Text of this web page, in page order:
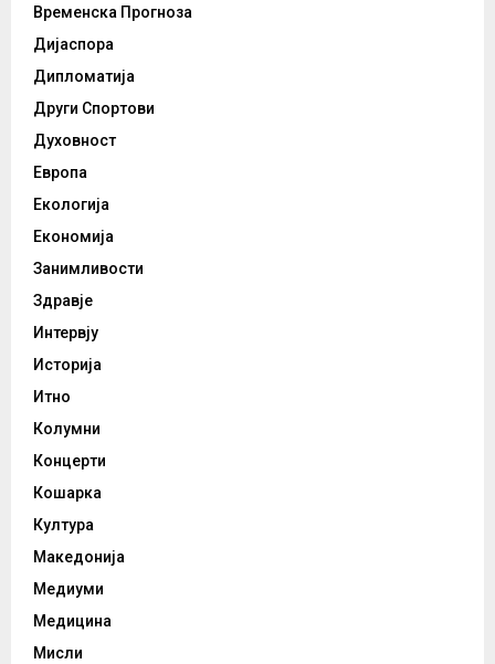
Временска Прогноза
Дијаспора
Дипломатија
Други Спортови
Духовност
Европа
Екологија
Економија
Занимливости
Здравје
Интервју
Историја
Итно
Колумни
Концерти
Кошарка
Култура
Македонија
Медиуми
Медицина
Мисли